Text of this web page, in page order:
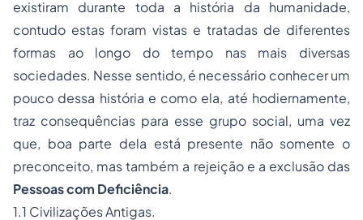
existiram durante toda a história da humanidade,
contudo estas foram vistas e tratadas de diferentes
formas ao longo do tempo nas mais diversas
sociedades. Nesse sentido, é necessário conhecer um
pouco dessa história e como ela, até hodiernamente,
traz consequências para esse grupo social, uma vez
que, boa parte dela está presente não somente o
preconceito, mas também a rejeição e a exclusão das
Pessoas com Deficiência.
1.1 Civilizações Antigas.